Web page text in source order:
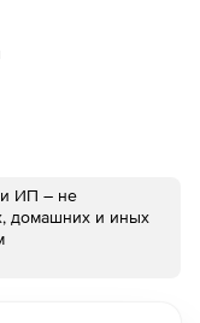
и ИП – не
домашних и иных